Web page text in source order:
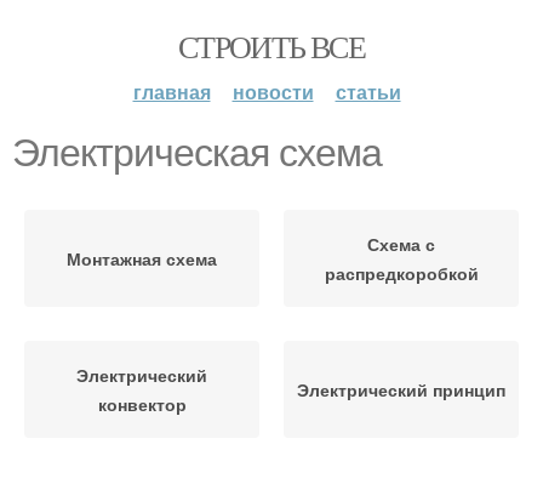
СТРОИТЬ ВСЕ
главная новости статьи
Электрическая схема
Монтажная схема
Схема с
распредкоробкой
Электрический
конвектор
Электрический принцип